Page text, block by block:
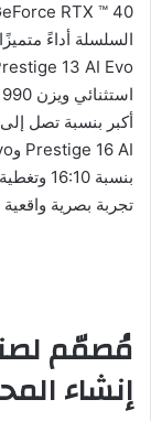
السلسلة أداءً
تجربة بصرية واقعية
مُصمّم
إنشاء